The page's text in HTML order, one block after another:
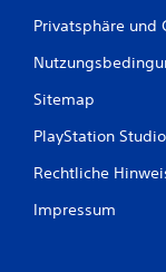
Privatsphäre und
Sitemap
PlayStation
Rechtliche
Impressum